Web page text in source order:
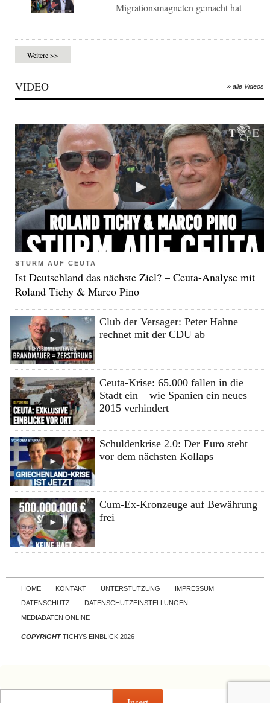
Migrationsmagneten gemacht hat
Weitere >>
VIDEO » alle Videos
STURM AUF CEUTA
Ist Deutschland das nächste Ziel? – Ceuta-Analyse mit
Roland Tichy & Marco Pino
Club der Versager: Peter Hahne
rechnet mit der CDU ab
Ceuta-Krise: 65.000 fallen in die
Stadt ein – wie Spanien ein neues
2015 verhindert
Schuldenkrise 2.0: Der Euro steht
vor dem nächsten Kollaps
Cum-Ex-Kronzeuge auf Bewährung
frei
Skip to content
HOME KONTAKT UNTERSTÜTZUNG
IMPRESSUM
DATENSCHUTZ
DATENSCHUTZEINSTELLUNGEN
MEDIADATEN ONLINE
COPYRIGHTTICHYS EINBLICK 2026